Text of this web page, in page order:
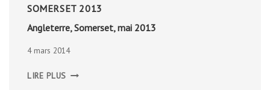
SOMERSET 2013
Angleterre, Somerset, mai 2013
4 mars 2014
LIRE PLUS SOMERSET,